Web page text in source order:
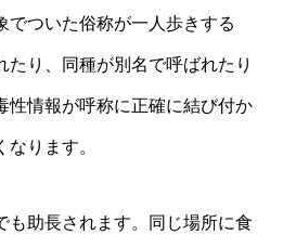
でついた俗称が一人歩きする
たり、同種が別名で呼ばれたり
性情報が呼称に正確に結び付か
ります。
も助長されます。同じ場所に食